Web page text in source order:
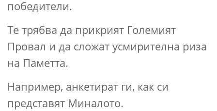
победители.
Те трябва да прикрият Големият
Провал и да сложат усмирителна риза
на Паметта.
Например, анкетират ги, как си
представят Миналото.